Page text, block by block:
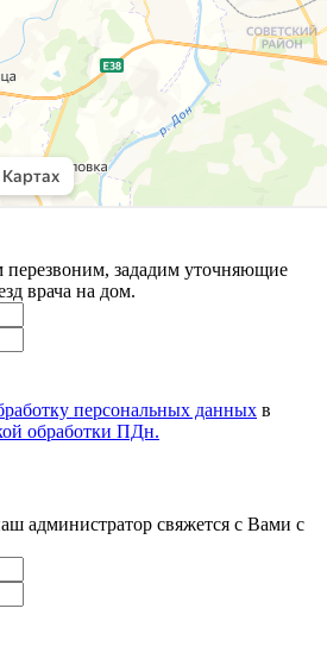
перезвоним, зададим уточняющие
врача на дом.
персональных данных в
обработки ПДн.
администратор свяжется с Вами с